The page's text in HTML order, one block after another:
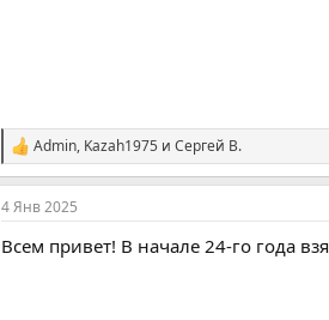
С
и
м
п
т
Admin, Kazah1975 и Сергей В.
4 Янв 2025
Всем привет! В начале 24-го года